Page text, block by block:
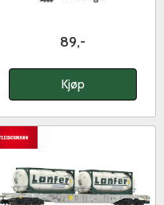
89,-
Kjøp